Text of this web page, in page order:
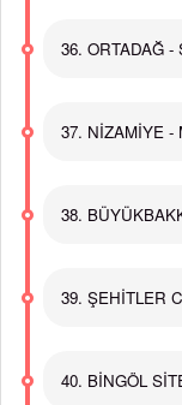
36. ORTADAĞ -
37. NİZAMİYE -
38.
39. ŞEHİTLER
40. BİNGÖL